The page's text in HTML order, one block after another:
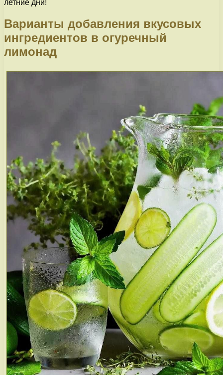
летние дни!
Варианты добавления вкусовых
ингредиентов в огуречный
лимонад